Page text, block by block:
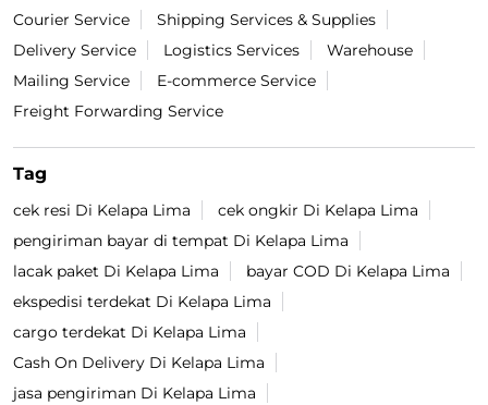
Courier Service
Shipping Services & Supplies
Delivery Service
Logistics Services
Warehouse
Mailing Service
E-commerce Service
Freight Forwarding Service
Tag
cek resi Di Kelapa Lima
cek ongkir Di Kelapa Lima
pengiriman bayar di tempat Di Kelapa Lima
lacak paket Di Kelapa Lima
bayar COD Di Kelapa Lima
ekspedisi terdekat Di Kelapa Lima
cargo terdekat Di Kelapa Lima
Cash On Delivery Di Kelapa Lima
jasa pengiriman Di Kelapa Lima